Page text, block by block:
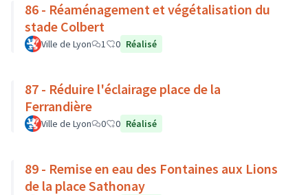
86 - Réaménagement et végétalisation du
stade Colbert
Ville de Lyon 1 0 Réalisé
87 - Réduire l'éclairage place de la
Ferrandière
Ville de Lyon 0 0 Réalisé
89 - Remise en eau des Fontaines aux Lions
de la place Sathonay